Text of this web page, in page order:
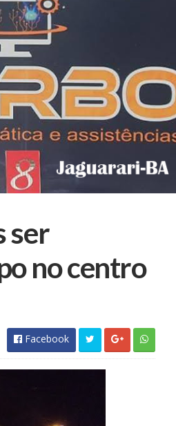
ser
no centro
Facebook